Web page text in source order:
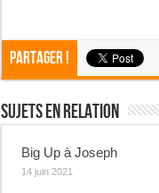
Partager !
Sujets En Relation
Big Up à Joseph
14 juin 2021